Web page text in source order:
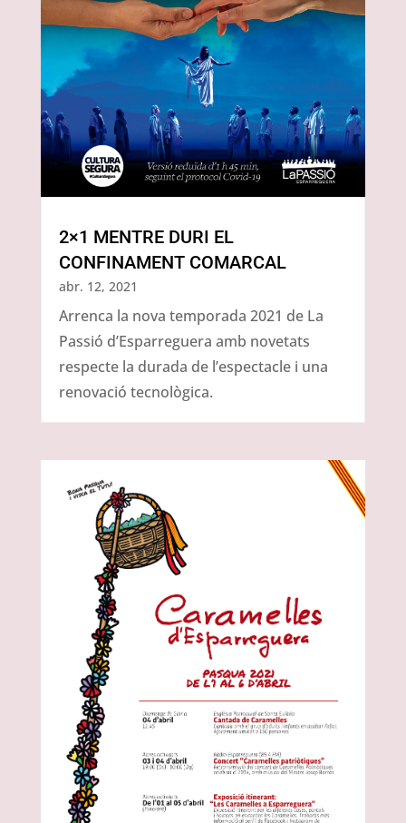
2×1 MENTRE DURI EL
CONFINAMENT COMARCAL
abr. 12, 2021
Arrenca la nova temporada 2021 de La
Passió d’Esparreguera amb novetats
respecte la durada de l’espectacle i una
renovació tecnològica.